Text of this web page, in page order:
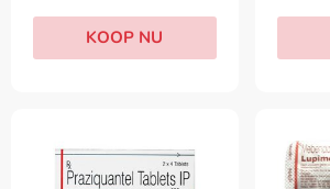
KOOP NU